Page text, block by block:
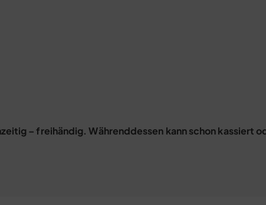
– freihändig. Währenddessen kann schon kassiert